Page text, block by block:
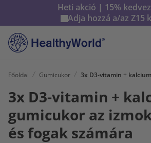
Heti akció | 15%
Adja hozzá a/az Z15
Főoldal Gumicukor
3x D3-vitamin +
gumicukor az
és fogak számára